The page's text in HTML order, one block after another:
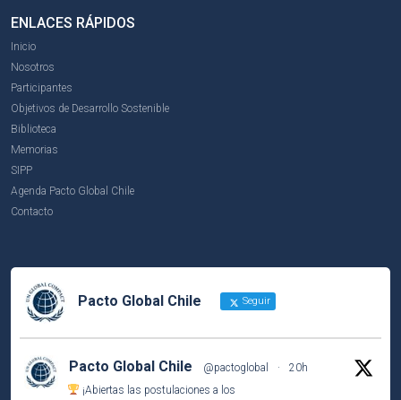
ENLACES RÁPIDOS
Inicio
Nosotros
Participantes
Objetivos de Desarrollo Sostenible
Biblioteca
Memorias
SIPP
Agenda Pacto Global Chile
Contacto
Pacto Global Chile Seguir
Pacto Global Chile @pactoglobal ·
20h
¡Abiertas las postulaciones a los